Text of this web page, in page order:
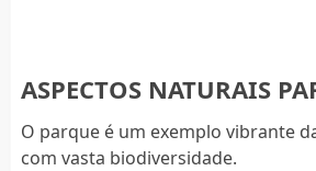
ASPECTOS NATURAIS
O parque é um exemplo vibrante
com vasta biodiversidade.